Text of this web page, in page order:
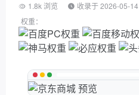
1.8k 浏览
收录于 2026-05-14
权重：